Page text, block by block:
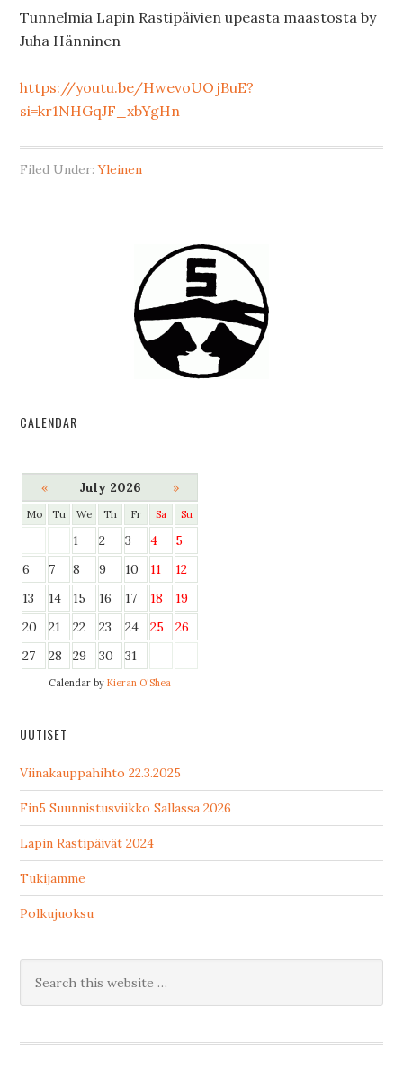
Tunnelmia Lapin Rastipäivien upeasta maastosta by
Juha Hänninen
https://youtu.be/HwevoUOjBuE?
si=kr1NHGqJF_xbYgHn
Filed Under:Yleinen
CALENDAR
« July 2026 »
Mo Tu We Th Fr Sa Su
1 2 3 4
5
6
7 8 9 10 11
12
13
14 15 16 17 18
19
20
21 22 23 24 25
26
27
28 29 30 31
Calendar byKieran O'Shea
UUTISET
Viinakauppahihto 22.3.2025
Fin5 Suunnistusviikko Sallassa 2026
Lapin Rastipäivät 2024
Tukijamme
Polkujuoksu